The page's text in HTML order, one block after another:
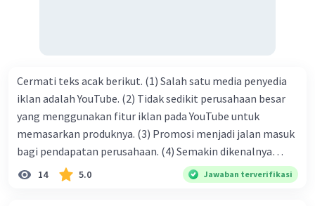
Cermati teks acak berikut. (1) Salah satu media penyedia
iklan adalah YouTube. (2) Tidak sedikit perusahaan besar
yang menggunakan fitur iklan pada YouTube untuk
memasarkan produknya. (3) Promosi menjadi jalan masuk
bagi pendapatan perusahaan. (4) Semakin dikenalnya
suatu produk oleh konsumen, semakin besar pula peluang
14 5.0 Jawaban terverifikasi